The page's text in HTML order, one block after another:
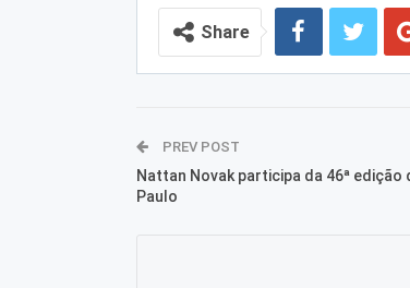
Share
PREV POST
Nattan Novak participa da 46ª edição
Paulo